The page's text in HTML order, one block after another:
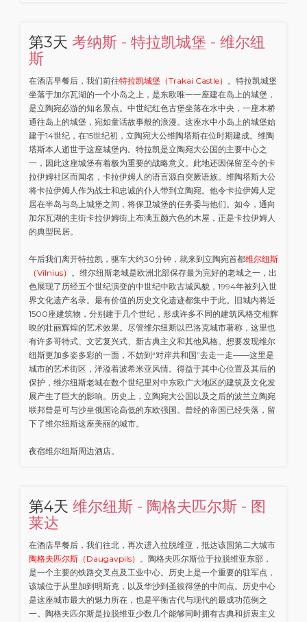
第3天 考纳斯 - 特拉凯城堡 - 维尔纽
斯
在酒店早餐后，我们前往特拉凯城堡（Trakai Castle） 。特拉凯城堡
坐落于加尔瓦湖的一个小岛之上，是东欧唯一一座建在岛上的城堡，
是立陶宛必游的知名景点。中世纪红色古堡坐落在水中央，一座木桥
通往岛上的城堡，宛如童话故事般的浪漫。这座水中小岛上的城堡始
建于14世纪，在15世纪初，立陶宛大公维陶塔斯在位时期建成。维陶
塔斯本人逝世于这座城堡内。特拉凯是立陶宛大公国的主要中心之
一，因此这座城堡有着极为重要的战略意义。此地还因保留至今的卡
拉伊姆社区而闻名，卡拉伊姆人的语言源自突厥语族。维陶塔斯大公
将卡拉伊姆人作为战士和忠诚的仆人带到立陶宛。他令卡拉伊姆人定
居在半岛与岛上城堡之间，将保卫城堡的任务委与他们。如今，通向
加尔瓦湖的主街卡拉伊姆街上布满五颜六色的木屋，正是卡拉伊姆人
的典型民居。
午后我们离开特拉凯，驱车大约30分钟，就来到立陶宛首都维尔纽斯
（Vilnius） 。维尔纽斯老城是欧洲北部保存最为完好的老城之一，出
色展现了历经五个世纪演变的中世纪中欧古城风貌，1994年被列入世
界文化遗产名录。最有价值的历史文化遗迹都集中于此。旧城内将近
1500座建筑物，分别建于几个世纪，形成许多不同的建筑风格交相辉
映的壮丽辉煌的艺术效果。尽管维尔纽斯以巴洛克城市著称，这里也
有许多哥特式、文艺复兴式、新古典主义和其他风格。想要发现维尔
纽斯更加多姿多彩的一面，不妨到“对岸共和国”去走一走——这里是
城市的艺术街区，洋溢着波希米亚风情。得益于其中心位置及其后的
保护，维尔纽斯老城在数个世纪里对中东欧广大地区的建筑及文化发
展产生了巨大的影响。历史上，立陶宛大公国以及之后的波兰立陶宛
联邦曾是可与沙皇俄国论高低的东欧强国。曾经的帝国已经失落，留
下了维尔纽斯这座美丽的城市。
夜宿维尔纽斯周边酒店。
第4天 维尔纽斯 - 陶格夫匹尔斯 - 图
莱达
在酒店早餐后，我们往北，再次进入拉脱维亚，抵达该国第二大城市
陶格夫匹尔斯（Daugavpils） 。陶格夫匹尔斯位于拉脱维亚东部，
是一个主要的铁路交叉点及工业中心。历史上是一个重要的驻军点，
该城位于从里加到明斯克，以及华沙到圣彼得堡的中间点。历史中心
是这座城市最大的魅力所在，也是平衡古代与现代的最成功范例之
一。陶格夫匹尔斯是拉脱维亚少数几个能够同时拥有古典和折衷主义